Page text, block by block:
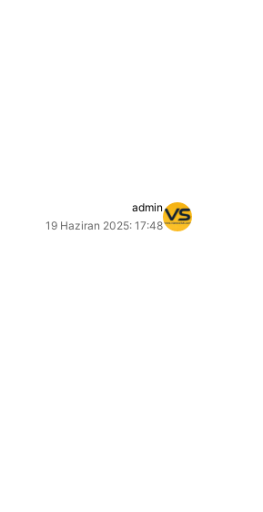
admin
19 Haziran 2025: 17:48